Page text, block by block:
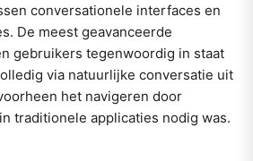
conversationele interfaces en
De meest geavanceerde
gebruikers tegenwoordig in staat
via natuurlijke conversatie uit
het navigeren door
traditionele applicaties nodig was.